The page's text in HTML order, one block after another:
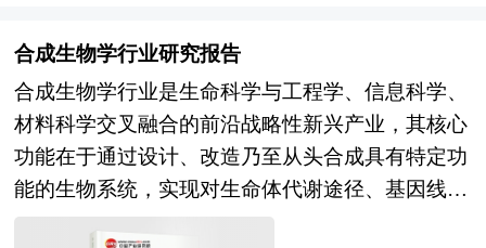
业激励机制将更加优化；治理升级维度，大健康产
业标准体系、质量监管及信用评价机制的完善，将
净化市场环境，提升行业发展质量。 本研究咨询
报告由中研普华咨询公司领衔撰写，在大量周密的
市场调研基础上，主要依据了国家统计局、国家商
业、推动城市化建设等一系列的重要使命。园区的
具体形式多种多样，主要包括高新区、开发区、科
技园、工业区、产业基地、特色产业园等以及近来
各地陆续提出的产业新城、科技新城等。 产业园
区作为产业集群的要载体和组成部分，现在园区经
产业链条。按照产品类型可分为兽用生物制品（疫
虫药、消毒药）、中兽药及饲料添加剂，按照应用
对象则形成猪用、禽用、反刍动物用、水产用、宠
物用等多元矩阵。随着养殖业规模化与食品安全监
管趋严，兽药产业正从粗放增长向质量效益、从治
疗为主向预防为主转变，其产业边界不断向减抗替
合成生物学行业研究报告
合成生物学行业是生命科学与工程学、信息科学、
材料科学交叉融合的前沿战略性新兴产业，其核心
功能在于通过设计、改造乃至从头合成具有特定功
能的生物系统，实现对生命体代谢途径、基因线